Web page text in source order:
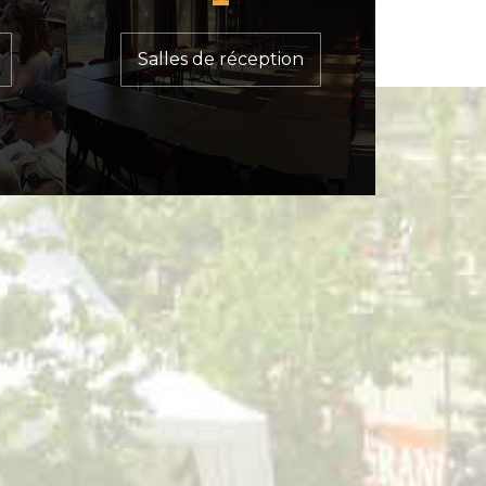
Salles de réception